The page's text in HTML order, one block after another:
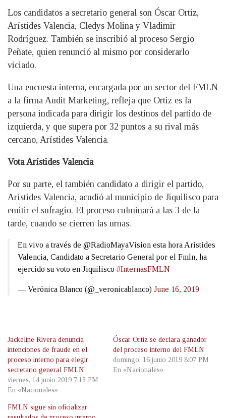
Los candidatos a secretario general son Óscar Ortiz,
Arístides Valencia, Cledys Molina y Vladimir
Rodríguez. También se inscribió al proceso Sergio
Peñate, quien renunció al mismo por considerarlo
viciado.
Una encuesta interna, encargada por un sector del FMLN
a la firma Audit Marketing, refleja que Ortiz es la
persona indicada para dirigir los destinos del partido de
izquierda, y que supera por 32 puntos a su rival más
cercano, Arístides Valencia.
Vota Arístides Valencia
Por su parte, el también candidato a dirigir el partido,
Arístides Valencia, acudió al municipio de Jiquilisco para
emitir el sufragio. El proceso culminará a las 3 de la
tarde, cuando se cierren las urnas.
En vivo a través de @RadioMayaVision esta hora Aristides
Valencia, Candidato a Secretario General por el Fmln, ha
ejercido su voto en Jiquilisco #InternasFMLN
— Verónica Blanco (@_veronicablanco) June 16, 2019
Jackeline Rivera denuncia
intenciones de fraude en el
proceso interno para elegir
secretario general FMLN
viernes, 14 junio 2019 7:13 PM
En «Nacionales»
Óscar Ortiz se declara ganador
del proceso interno del FMLN
domingo, 16 junio 2019 8:07 PM
En «Nacionales»
FMLN sigue sin oficializar